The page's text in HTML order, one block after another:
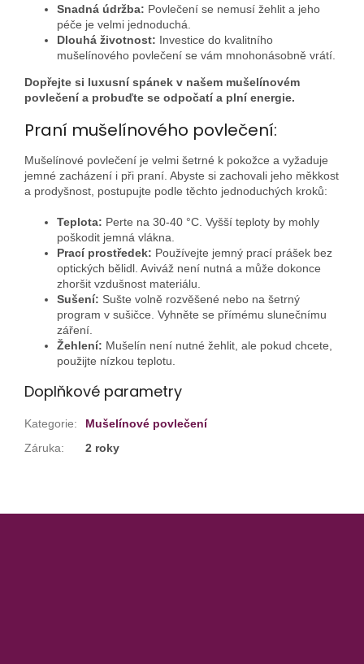
Snadná údržba: Povlečení se nemusí žehlit a jeho
péče je velmi jednoduchá.
Dlouhá životnost: Investice do kvalitního
mušelínového povlečení se vám mnohonásobně vrátí.
Dopřejte si luxusní spánek v našem mušelínovém
povlečení a probuďte se odpočatí a plní energie.
Praní mušelínového povlečení:
Mušelínové povlečení je velmi šetrné k pokožce a vyžaduje
jemné zacházení i při praní. Abyste si zachovali jeho měkkost
a prodyšnost, postupujte podle těchto jednoduchých kroků:
Teplota: Perte na 30-40 °C. Vyšší teploty by mohly
poškodit jemná vlákna.
Prací prostředek: Používejte jemný prací prášek bez
optických bělidl. Aviváž není nutná a může dokonce
zhoršit vzdušnost materiálu.
Sušení: Sušte volně rozvěšené nebo na šetrný
program v sušičce. Vyhněte se přímému slunečnímu
záření.
Žehlení: Mušelín není nutné žehlit, ale pokud chcete,
použijte nízkou teplotu.
Doplňkové parametry
Kategorie:
Mušelínové povlečení
Záruka: 2 roky
Z